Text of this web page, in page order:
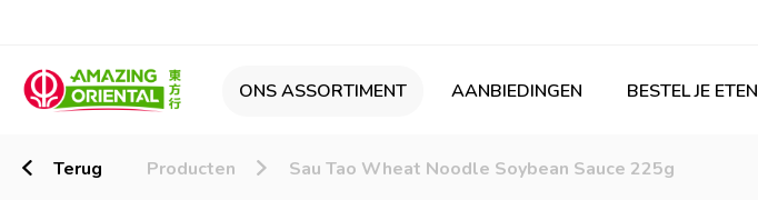
ONS ASSORTIMENT AANBIEDINGEN BESTEL JE ETEN
Terug Producten Sau Tao Wheat Noodle Soybean Sauce 225g